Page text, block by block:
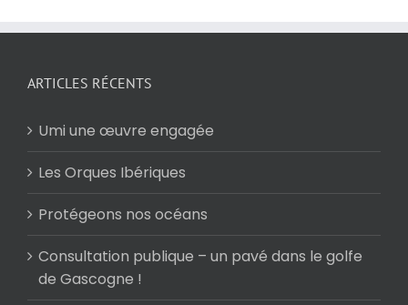
ARTICLES RÉCENTS
Umi une œuvre engagée
Les Orques Ibériques
Protégeons nos océans
Consultation publique – un pavé dans le golfe
de Gascogne !